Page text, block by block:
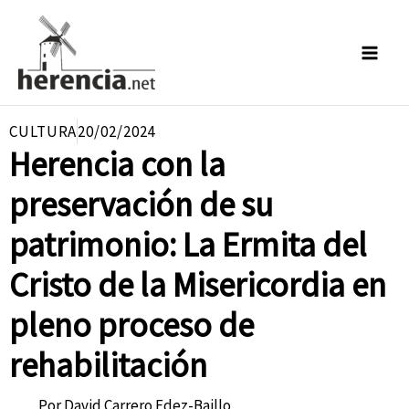
contenido
CULTURA20/02/2024
Herencia con la
preservación de su
patrimonio: La Ermita del
Cristo de la Misericordia en
pleno proceso de
rehabilitación